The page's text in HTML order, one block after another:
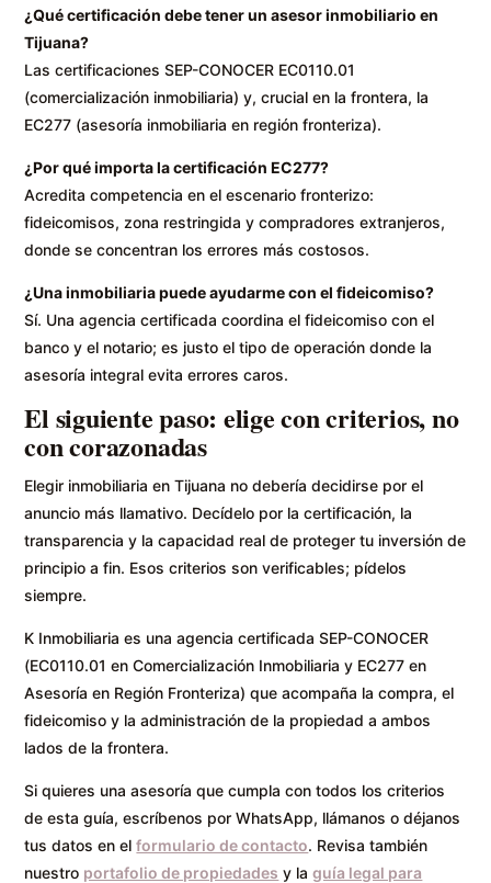
¿Qué certificación debe tener un asesor inmobiliario en
Tijuana?
Las certificaciones SEP-CONOCER EC0110.01
(comercialización inmobiliaria) y, crucial en la frontera, la
EC277 (asesoría inmobiliaria en región fronteriza).
¿Por qué importa la certificación EC277?
Acredita competencia en el escenario fronterizo:
fideicomisos, zona restringida y compradores extranjeros,
donde se concentran los errores más costosos.
¿Una inmobiliaria puede ayudarme con el fideicomiso?
Sí. Una agencia certificada coordina el fideicomiso con el
banco y el notario; es justo el tipo de operación donde la
asesoría integral evita errores caros.
El siguiente paso: elige con criterios, no
con corazonadas
Elegir inmobiliaria en Tijuana no debería decidirse por el
anuncio más llamativo. Decídelo por la certificación, la
transparencia y la capacidad real de proteger tu inversión de
principio a fin. Esos criterios son verificables; pídelos
siempre.
K Inmobiliaria es una agencia certificada SEP-CONOCER
(EC0110.01 en Comercialización Inmobiliaria y EC277 en
Asesoría en Región Fronteriza) que acompaña la compra, el
fideicomiso y la administración de la propiedad a ambos
lados de la frontera.
Si quieres una asesoría que cumpla con todos los criterios
de esta guía, escríbenos por WhatsApp, llámanos o déjanos
tus datos en elformulario de contacto. Revisa también
nuestro portafolio de propiedades y laguía legal para